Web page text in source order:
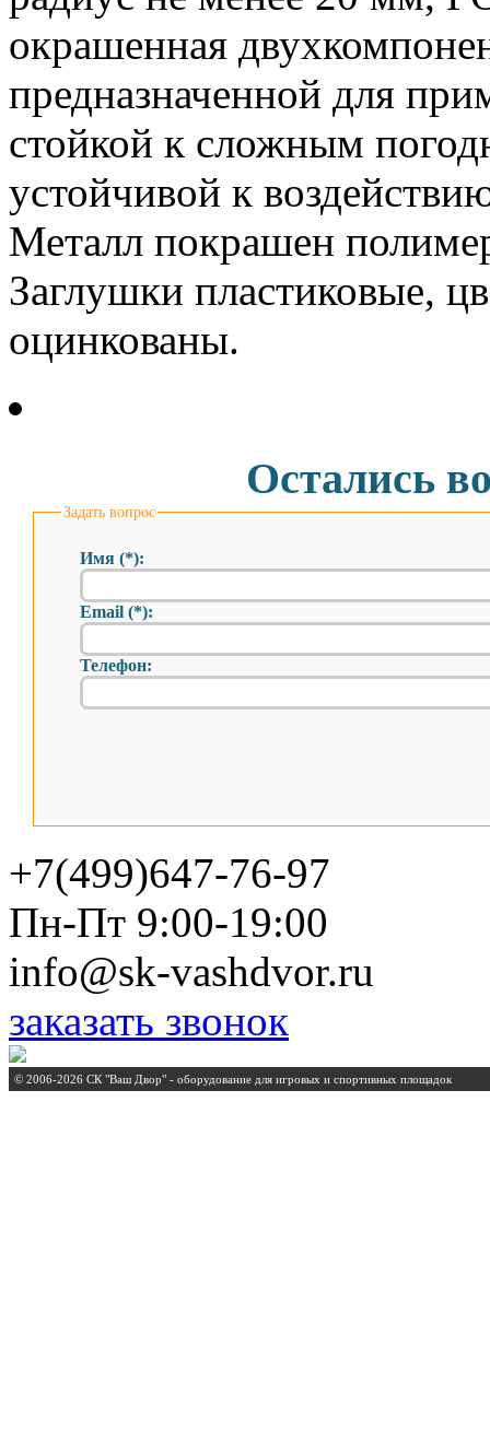
окрашенная
предназначенной для
стойкой к сложным
устойчивой к
Металл покрашен
Заглушки пластиковые,
оцинкованы.
Остались
Задать вопрос
Имя (*):
Email (*):
Телефон:
+7(499)647-76-97
Пн-Пт 9:00-19:00
info@sk-vashdvor.ru
заказать звонок
© 2006-2026 СК "Ваш Двор" - оборудование для игровых и спортивных площадок